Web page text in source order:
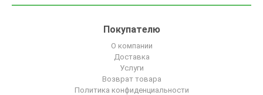
Покупателю
О компании
Доставка
Услуги
Возврат товара
Политика конфиденциальности